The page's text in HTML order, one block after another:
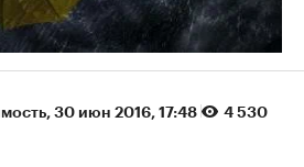
⁠, 30 июн 2016, 17:48 4 530